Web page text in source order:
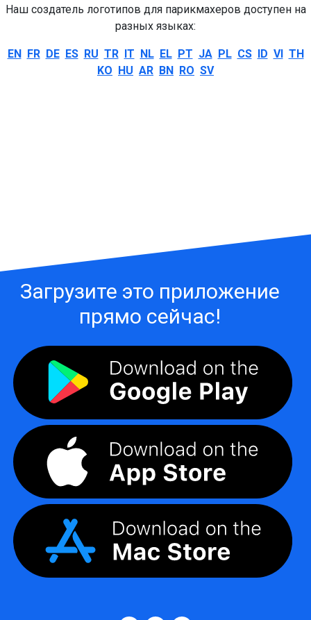
Наш создатель логотипов для парикмахеров доступен на
разных языках:
EN FR DE ES RU TR IT NL EL PT JA PL CS ID VI TH
KO HU AR BN RO SV
Загрузите это приложение
прямо сейчас!